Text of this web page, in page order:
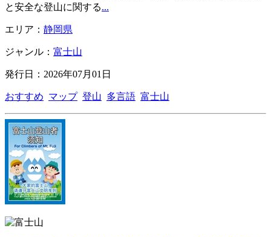
と安全な登山に関する...
エリア： 静岡県
ジャンル： 富士山
発行日：2026年07月01日
おすすめ マップ 登山 多言語 富士山